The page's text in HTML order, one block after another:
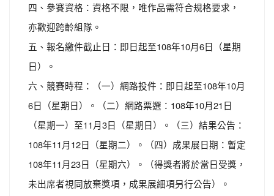
四、參賽資格：資格不限，唯作品需符合規格要求，
亦歡迎跨齡組隊。
五、報名繳件截止日：即日起至108年10月6日（星期
日）。
六、競賽時程：（一）網路投件：即日起至108年10月
6日（星期日）。（二）網路票選：108年10月21日
（星期一）至11月3日（星期日）。（三）結果公告：
108年11月12日（星期二）。（四）成果展日期：暫定
108年11月23日（星期六）。（得獎者將於當日受獎，
未出席者視同放棄獎項，成果展細項另行公告）。